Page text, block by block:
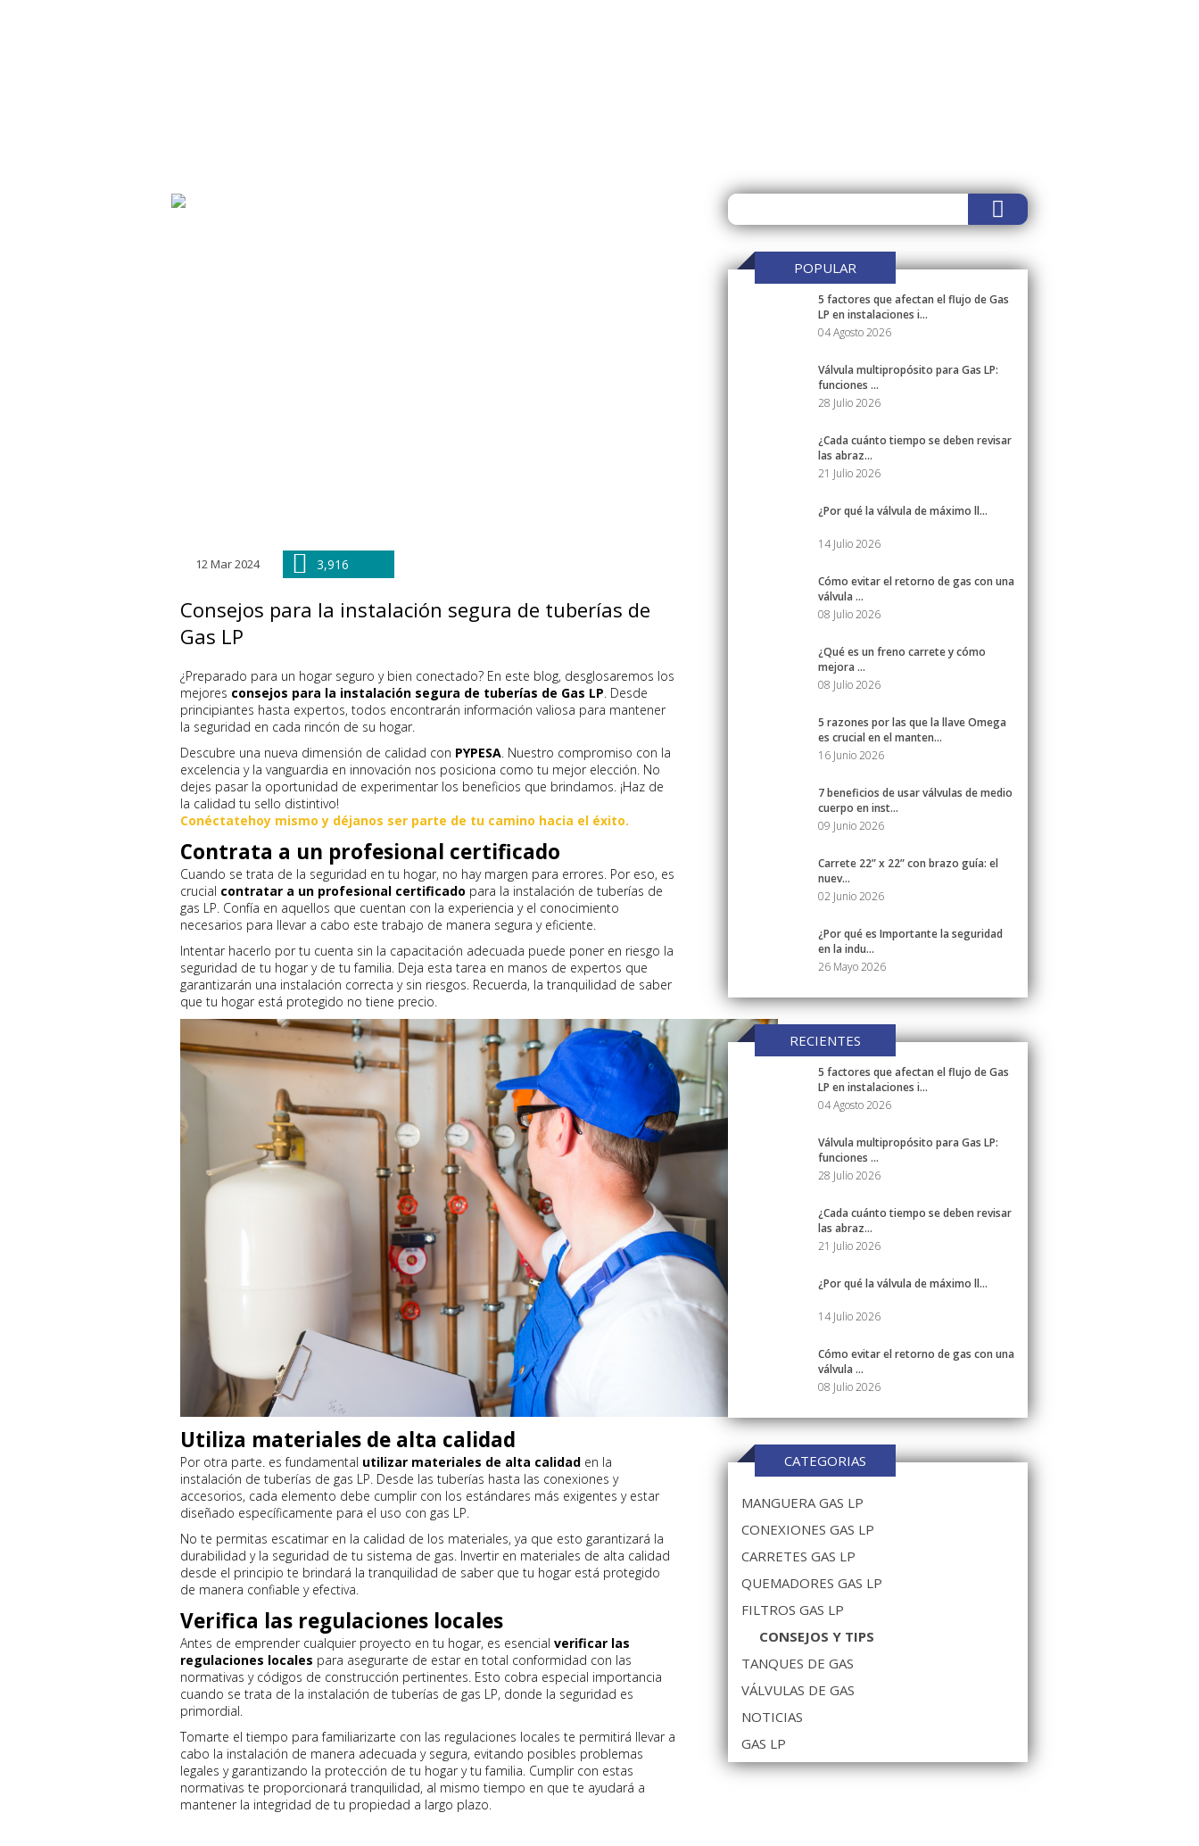
12 Mar 2024 3,916
Consejos para la instalación segura de tuberías de
Gas LP
¿Preparado para un hogar seguro y bien conectado? En este blog, desglosaremos los
mejores consejos para la instalación segura de tuberías de Gas LP. Desde
principiantes hasta expertos, todos encontrarán información valiosa para mantener
la seguridad en cada rincón de su hogar.
Descubre una nueva dimensión de calidad con PYPESA. Nuestro compromiso con la
excelencia y la vanguardia en innovación nos posiciona como tu mejor elección. No
dejes pasar la oportunidad de experimentar los beneficios que brindamos. ¡Haz de
la calidad tu sello distintivo!
Conéctatehoy mismo y déjanos ser parte de tu camino hacia el éxito.
Contrata a un profesional certificado
Cuando se trata de la seguridad en tu hogar, no hay margen para errores. Por eso, es
crucial contratar a un profesional certificado para la instalación de tuberías de
gas LP. Confía en aquellos que cuentan con la experiencia y el conocimiento
necesarios para llevar a cabo este trabajo de manera segura y eficiente.
Intentar hacerlo por tu cuenta sin la capacitación adecuada puede poner en riesgo la
seguridad de tu hogar y de tu familia. Deja esta tarea en manos de expertos que
garantizarán una instalación correcta y sin riesgos. Recuerda, la tranquilidad de saber
que tu hogar está protegido no tiene precio.
Utiliza materiales de alta calidad
Por otra parte. es fundamental utilizar materiales de alta calidad en la
instalación de tuberías de gas LP. Desde las tuberías hasta las conexiones y
accesorios, cada elemento debe cumplir con los estándares más exigentes y estar
diseñado específicamente para el uso con gas LP.
No te permitas escatimar en la calidad de los materiales, ya que esto garantizará la
durabilidad y la seguridad de tu sistema de gas. Invertir en materiales de alta calidad
desde el principio te brindará la tranquilidad de saber que tu hogar está protegido
de manera confiable y efectiva.
Verifica las regulaciones locales
Antes de emprender cualquier proyecto en tu hogar, es esencial verificar las
regulaciones locales para asegurarte de estar en total conformidad con las
normativas y códigos de construcción pertinentes. Esto cobra especial importancia
cuando se trata de la instalación de tuberías de gas LP, donde la seguridad es
primordial.
Tomarte el tiempo para familiarizarte con las regulaciones locales te permitirá llevar a
cabo la instalación de manera adecuada y segura, evitando posibles problemas
legales y garantizando la protección de tu hogar y tu familia. Cumplir con estas
normativas te proporcionará tranquilidad, al mismo tiempo en que te ayudará a
mantener la integridad de tu propiedad a largo plazo.
POPULAR
5 factores que afectan el flujo de Gas
LP en instalaciones i...
04 Agosto 2026
Válvula multipropósito para Gas LP:
funciones ...
28 Julio 2026
¿Cada cuánto tiempo se deben revisar
las abraz...
21 Julio 2026
¿Por qué la válvula de máximo ll...
14 Julio 2026
Cómo evitar el retorno de gas con una
válvula ...
08 Julio 2026
¿Qué es un freno carrete y cómo
mejora ...
08 Julio 2026
5 razones por las que la llave Omega
es crucial en el manten...
16 Junio 2026
7 beneficios de usar válvulas de medio
cuerpo en inst...
09 Junio 2026
Carrete 22” x 22” con brazo guía: el
nuev...
02 Junio 2026
¿Por qué es Importante la seguridad
en la indu...
26 Mayo 2026
RECIENTES
5 factores que afectan el flujo de Gas
LP en instalaciones i...
04 Agosto 2026
Válvula multipropósito para Gas LP:
funciones ...
28 Julio 2026
¿Cada cuánto tiempo se deben revisar
las abraz...
21 Julio 2026
¿Por qué la válvula de máximo ll...
14 Julio 2026
Cómo evitar el retorno de gas con una
válvula ...
08 Julio 2026
CATEGORIAS
MANGUERA GAS LP
CONEXIONES GAS LP
CARRETES GAS LP
QUEMADORES GAS LP
FILTROS GAS LP
CONSEJOS Y TIPS
TANQUES DE GAS
VÁLVULAS DE GAS
NOTICIAS
GAS LP